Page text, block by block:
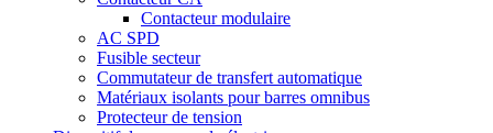
Contacteur modulaire
AC SPD
Fusible secteur
Commutateur de transfert automatique
Matériaux isolants pour barres omnibus
Protecteur de tension